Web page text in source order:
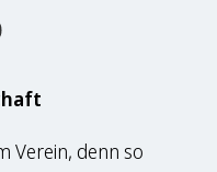
Verein, denn so